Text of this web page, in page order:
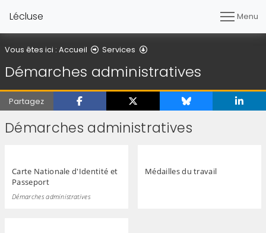
Lécluse Menu
Vous êtes ici : Accueil Services
Démarches administratives
Partagez
Démarches administratives
Carte Nationale d'Identité et
Passeport
Démarches administratives
Médailles du travail